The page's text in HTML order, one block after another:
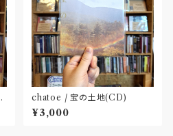
chatoe / 宝の土地(CD)
¥3,000